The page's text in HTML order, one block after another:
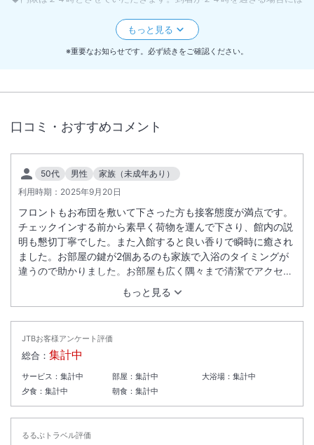
◆レストランの最終入店が２０時ですので、ご到着時間にご注意くださ
※重要なお知らせです。必ず続きをご確認ください。
口コミ・おすすめコメント
50代 男性
家族（未成年あり）
利用時期： 2025年9月20日
もっと見る
フロントもお布団を敷いて下さった方も接客態度が満点です。
チェックインする前から素早く荷物を運んで下さり、館内の説
明も懇切丁寧でした。また入館すると良い香りで瞬時に癒され
ました。お部屋の鍵が2個あるのも家族で入浴のタイミングが
違うので助かりました。お部屋も広く隅々まで清潔でアクセサ
リー置きが用意してあったり、冷蔵庫が少し大きめだったりと
素晴らしい配慮を感じました。大浴場も綺麗で問題なかったで
素晴らしいですがスタッフの接客態度が1番素晴らしいと感じ
ました。また訪れたい、誰かに紹介したいと思わせるホテルで
した。
JTBお客様アンケート評価
総合： 集計中
サービス： 集計中 部屋： 集計中 大浴場：集計中
夕食： 集計中 朝食： 集計中
るるぶトラベル評価